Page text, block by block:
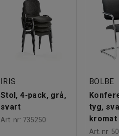
IRIS
Stol, 4-pack, grå,
svart
Art. nr: 735250
BOLBE
tyg,
Art. nr: